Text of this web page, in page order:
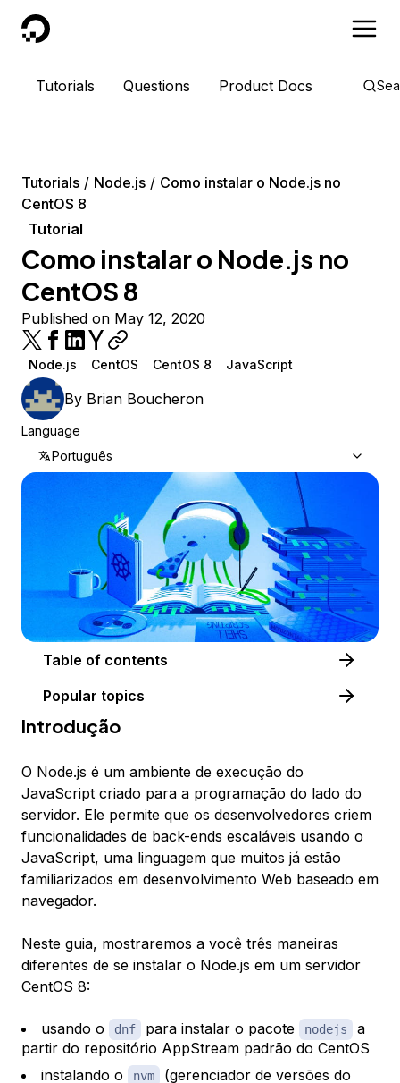
DigitalOcean
Tutorials Questions Product Docs
Tutorials Node.js
Como instalar o Node.js no
CentOS 8
Tutorial
Como instalar o Node.js no
CentOS 8
Published on May 12, 2020
Node.js CentOS CentOS 8 JavaScript
By Brian Boucheron
Language
Português
Table of contents
Popular topics
Introdução
O Node.js é um ambiente de execução do
JavaScript criado para a programação do lado do
servidor. Ele permite que os desenvolvedores criem
funcionalidades de back-ends escaláveis usando o
JavaScript, uma linguagem que muitos já estão
familiarizados em desenvolvimento Web baseado em
navegador.
Neste guia, mostraremos a você três maneiras
diferentes de se instalar o Node.js em um servidor
CentOS 8:
usando o dnf para instalar o pacote nodejs
a
partir do repositório AppStream padrão do CentOS
instalando o
nvm
(gerenciador de versões do